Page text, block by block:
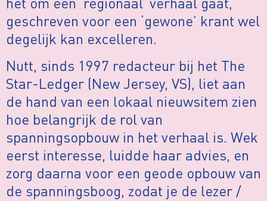
geschreven voor een ‘gewone’ krant wel
degelijk kan excelleren.
Nutt, sinds 1997 redacteur bij het The
Star-Ledger (New Jersey, VS), liet aan
de hand van een lokaal nieuwsitem zien
hoe belangrijk de rol van
spanningsopbouw in het verhaal is. Wek
eerst interesse, luidde haar advies, en
zorg daarna voor een geode opbouw van
de spanningsboog, zodat je de lezer /